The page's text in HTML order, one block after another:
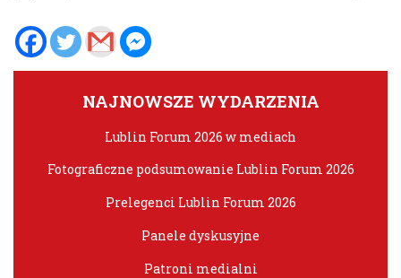
NAJNOWSZE WYDARZENIA
Lublin Forum 2026 w mediach
Fotograficzne podsumowanie Lublin Forum 2026
Prelegenci Lublin Forum 2026
Panele dyskusyjne
Patroni medialni